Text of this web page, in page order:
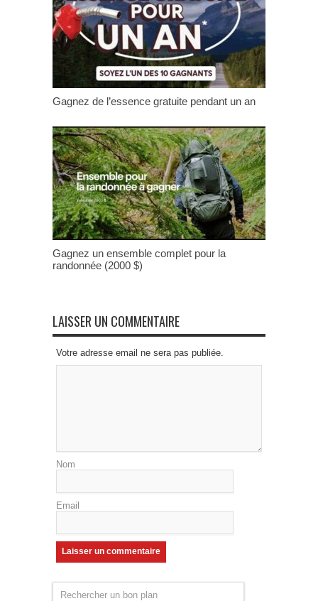
Gagnez de l’essence gratuite pendant un an
Gagnez un ensemble complet pour la
randonnée (2000 $)
LAISSER UN COMMENTAIRE
Votre adresse email ne sera pas publiée.
Nom
Email